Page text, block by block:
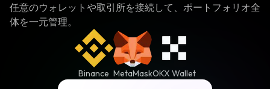
任意のウォレットや取引所を接続して、ポートフォリオ全
体を一元管理。
Binance MetaMaskOKX Wallet